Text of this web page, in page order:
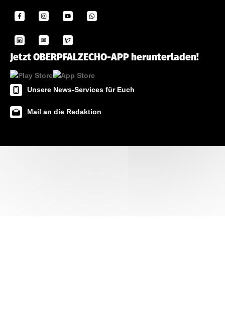
Jetzt OBERPFALZECHO-APP herunterladen!
Unsere News-Services für Euch
Mail an die Redaktion